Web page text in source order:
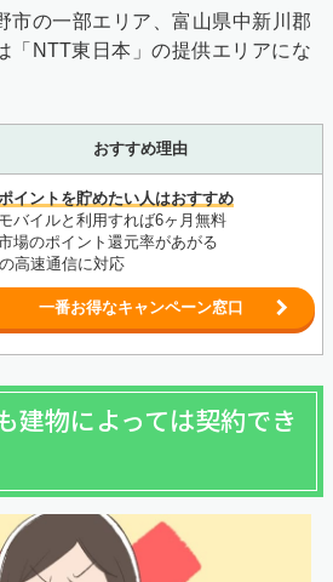
の一部エリア、富山県中新川郡
「NTT東日本」の提供エリアにな
おすすめ理由
イントを貯めたい人はおすすめ
バイルと利用すれば6ヶ月無料
場のポイント還元率があがる
の高速通信に対応
一番お得なキャンペーン窓口
建物によっては契約でき